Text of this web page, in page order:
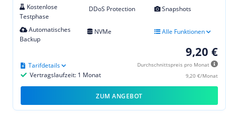
Kostenlose
Testphase
DDoS Protection Snapshots
Automatisches
Backup
NVMe Alle Funktionen
9,20 €
Durchschnittspreis pro Monat
9,20 €/Monat
Vertragslaufzeit: 1 Monat
Tarifdetails
ZUM ANGEBOT